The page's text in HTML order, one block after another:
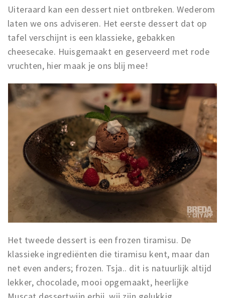
Uiteraard kan een dessert niet ontbreken. Wederom
laten we ons adviseren. Het eerste dessert dat op
tafel verschijnt is een klassieke, gebakken
cheesecake. Huisgemaakt en geserveerd met rode
vruchten, hier maak je ons blij mee!
Het tweede dessert is een frozen tiramisu. De
klassieke ingrediënten die tiramisu kent, maar dan
net even anders; frozen. Tsja.. dit is natuurlijk altijd
lekker, chocolade, mooi opgemaakt, heerlijke